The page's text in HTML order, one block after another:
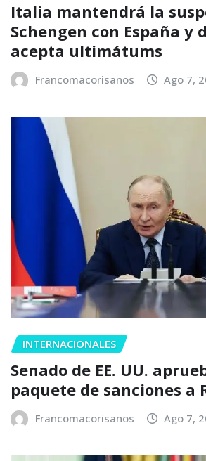
Italia mantendrá la
Schengen con España y
acepta ultimátums
Francomacorisanos Ago 7,
INTERNACIONALES
Senado de EE. UU.
paquete de sanciones a
Francomacorisanos Ago 7,